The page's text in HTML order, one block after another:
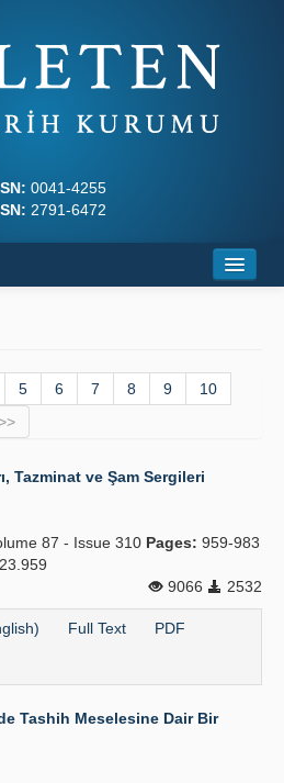
0041-4255
2791-6472
5 6 7 8 9
10
Tazminat ve Şam Sergileri
87 - Issue 310 Pages: 959-983
9066
2532
Full Text PDF
Tashih Meselesine Dair Bir